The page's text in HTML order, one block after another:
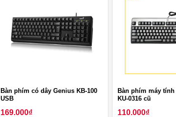
Bàn phím có dây Genius KB-100
USB
169.000₫
Bàn phím máy tính
KU-0316 cũ
110.000₫